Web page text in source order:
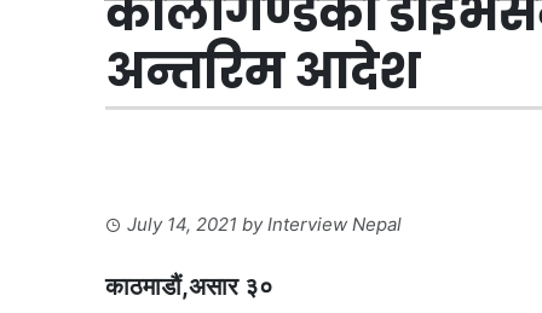
अन्तरिम आदेश
July 14, 2021 byInterview Nepal
काठमाडौं,असार ३०